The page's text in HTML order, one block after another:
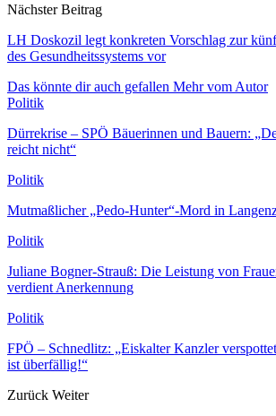
Nächster Beitrag
LH Doskozil legt konkreten Vorschlag zur
des Gesundheitssystems vor
Das könnte dir auch gefallen Mehr vom Autor
Politik
Dürrekrise – SPÖ Bäuerinnen und Bauern:
reicht nicht“
Politik
Mutmaßlicher „Pedo-Hunter“-Mord in
Politik
Juliane Bogner-Strauß: Die Leistung von
verdient Anerkennung
Politik
FPÖ – Schnedlitz: „Eiskalter Kanzler
ist überfällig!“
Zurück Weiter